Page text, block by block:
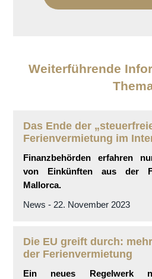
Weiterführende
Das Ende der
Ferienvermietung im
Finanzbehörden erfahren
von Einkünften aus der
Mallorca.
News - 22. November 2023
Die EU greift durch:
der Ferienvermietung
Ein neues Regelwerk